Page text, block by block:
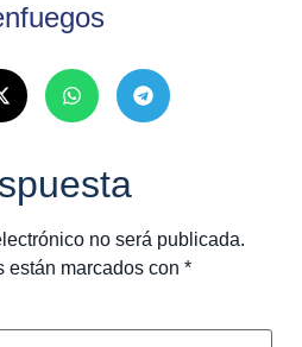
no será publicada.
están marcados con *